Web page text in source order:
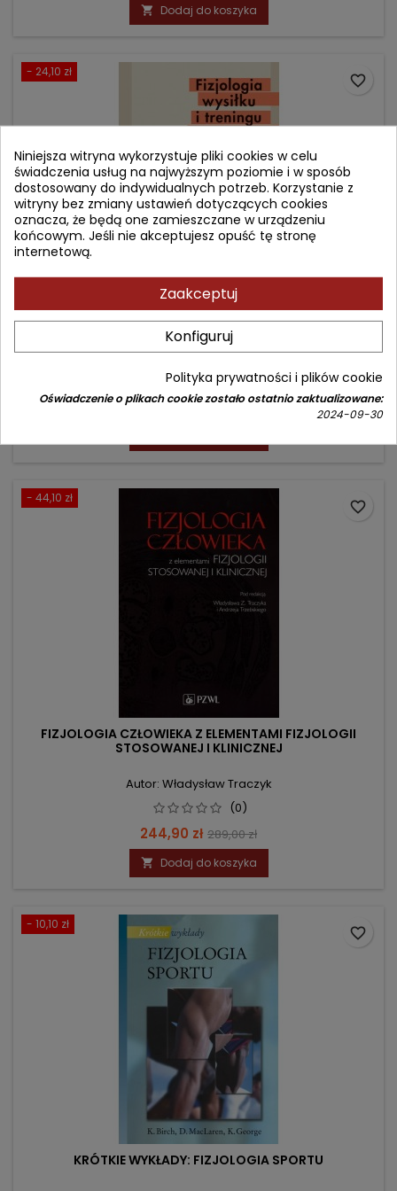
 Dodaj do koszyka
- 24,10 zł
FIZJOLOGIA WYSIŁKU I TRENINGU FIZYCZNEGO
Autor: Jan Górski
(0)
Cena
124,90 złCena
favorite_border
- 44,10 zł
FIZJOLOGIA CZŁOWIEKA Z ELEMENTAMI FIZJOLOGII
STOSOWANEJ I KLINICZNEJ
Autor: Władysław Traczyk
(0)
Cena
244,90 zł Cena
podstawowa
289,00 zł
 Dodaj do koszyka
favorite_border
- 10,10 zł
KRÓTKIE WYKŁADY: FIZJOLOGIA SPORTU
favorite_border
Niniejsza witryna wykorzystuje pliki cookies w celu
świadczenia usług na najwyższym poziomie i w sposób
dostosowany do indywidualnych potrzeb. Korzystanie z
witryny bez zmiany ustawień dotyczących cookies
oznacza, że będą one zamieszczane w urządzeniu
końcowym. Jeśli nie akceptujesz opuść tę stronę
internetową.
Zaakceptuj
Konfiguruj
Polityka prywatności i plików cookie
Oświadczenie o plikach cookie zostało ostatnio zaktualizowane:
2024-09-30